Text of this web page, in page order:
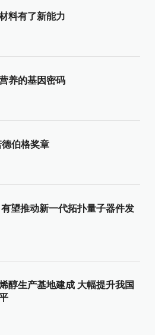
料有了新能力
养的基因密码
伯格奖章
望推动新一代拓扑量子器件发
醇生产基地建成 大幅提升我国